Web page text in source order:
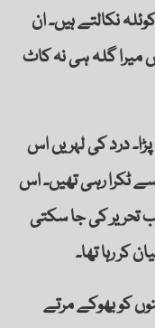
نکالتے ہیں۔ ان
میرا گلہ ہی نہ کاٹ
درد کی لہریں اس
ٹکرا رہی تھیں۔ اس
تحریر کی جا سکتی
کر رہا تھا۔
کو بھوکے مرتے